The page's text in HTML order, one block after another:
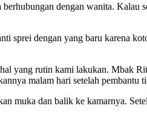
dengan wanita. Kalau
sprei dengan yang baru karena
yang rutin kami lakukan. Mbak
malam hari setelah pembantu
muka dan balik ke kamarnya.